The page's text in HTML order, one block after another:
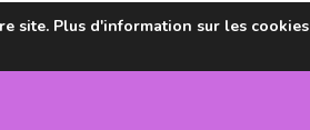
site. Plus d'information sur les cookies